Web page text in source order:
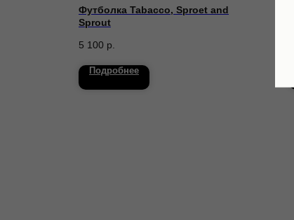
Футболка Tabacco, Sproet and
Sprout
5 100 р.
Подробнее